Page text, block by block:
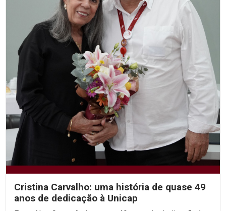
Cristina Carvalho: uma história de quase 49
anos de dedicação à Unicap